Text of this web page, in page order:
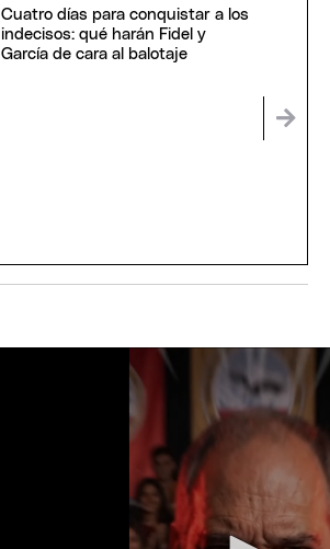
Cuatro días para conquistar a los
indecisos: qué harán Fidel y
García de cara al balotaje